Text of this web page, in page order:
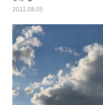
2022.08.05